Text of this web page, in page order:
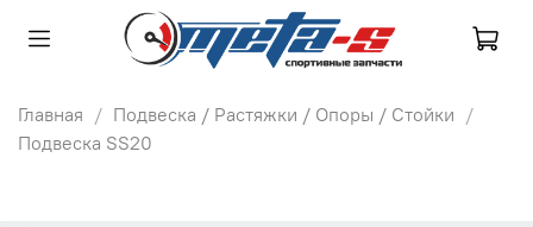
Главная
Подвеска / Растяжки / Опоры / Стойки
Подвеска SS20